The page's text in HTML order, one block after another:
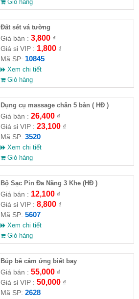
Giỏ hàng
Đất sét vá tường
Giá bán : 3,800₫
Giá sỉ VIP : 1,800₫
Mã SP: 10845
Xem chi tiết
Giỏ hàng
Dụng cụ massage chân 5 bàn ( HĐ )
Giá bán : 26,400₫
Giá sỉ VIP : 23,100₫
Mã SP: 3520
Xem chi tiết
Giỏ hàng
Bộ Sạc Pin Đa Năng 3 Khe (HĐ )
Giá bán : 12,100₫
Giá sỉ VIP : 8,800₫
Mã SP: 5607
Xem chi tiết
Giỏ hàng
​Búp bê cảm ứng biết bay
Giá bán : 55,000₫
Giá sỉ VIP : 50,000₫
Mã SP: 2628